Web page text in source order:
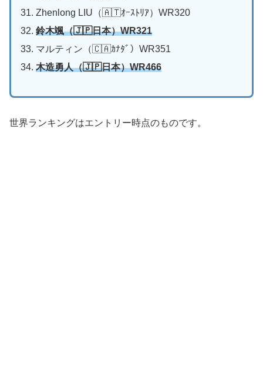
Zhenlong LIU（🇦🇹ｵｰｽﾄﾘｱ）WR320
鈴木颯（🇯🇵日本）WR321
マルティン（🇨🇦ｶﾅﾀﾞ）WR351
木造勇人（🇯🇵日本）WR466
世界ランキングはエントリー時点のものです。